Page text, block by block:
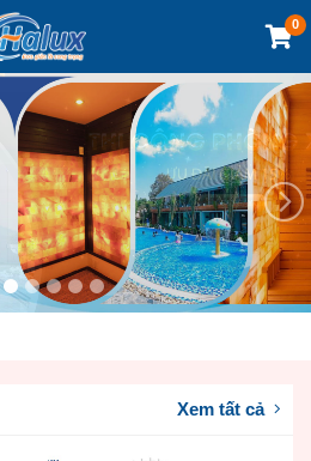
0
Xem tất cả